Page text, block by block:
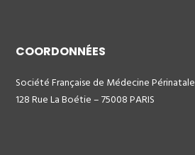
COORDONNÉES
Société Française de Médecine Périnatale
128 Rue La Boétie – 75008 PARIS